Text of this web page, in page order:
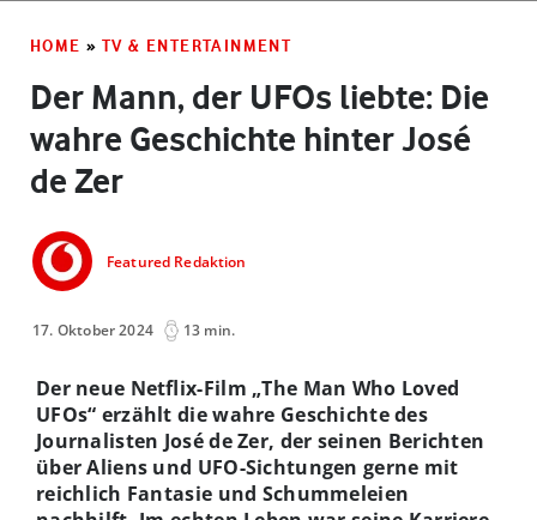
HOME » TV & ENTERTAINMENT
Der Mann, der UFOs liebte: Die
wahre Geschichte hinter José
de Zer
Featured Redaktion
17. Oktober 2024 13 min.
Der neue Netflix-Film „The Man Who Loved
UFOs“ erzählt die wahre Geschichte des
Journalisten José de Zer, der seinen Berichten
über Aliens und UFO-Sichtungen gerne mit
reichlich Fantasie und Schummeleien